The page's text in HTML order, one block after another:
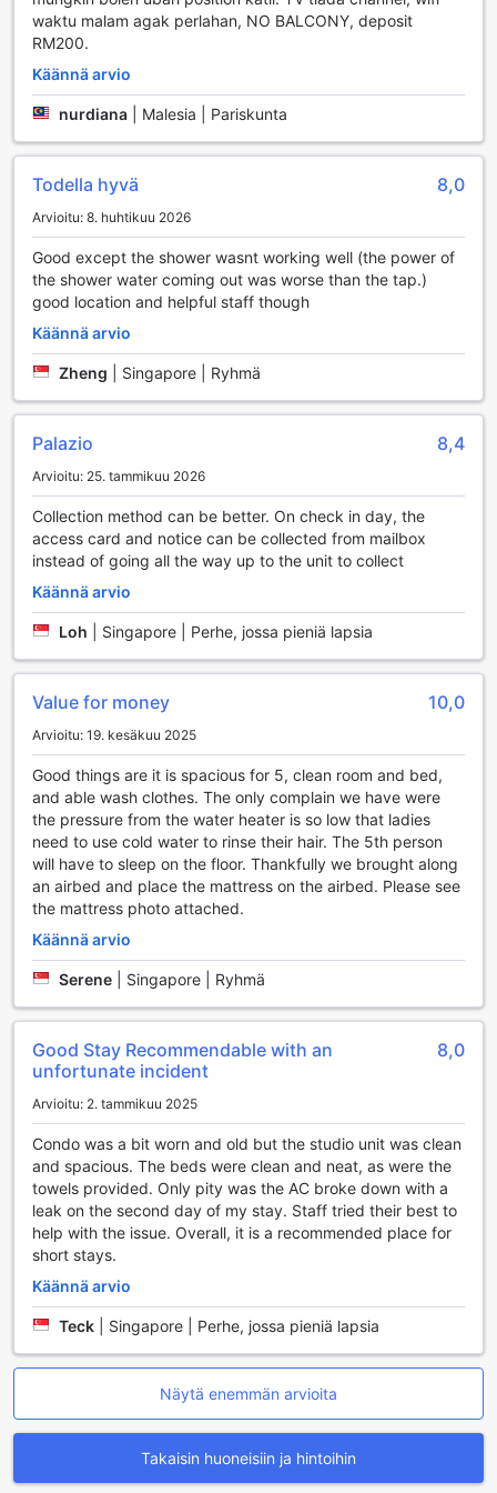
vierailustasi unohtumatonta.
Liikennepalvelut 45 m2 Huoneistossa Tebraussa
Tervetuloa 45 m2 huoneistoon (yksiö) Tebraussa, jossa
mukavuus ja käytännöllisyys yhdistyvät täydellisesti.
Huoneiston liikennepalvelut tarjoavat vieraillesi erinomaisen
mahdollisuuden tutustua alueeseen vaivattomasti. Hotellilla
on käytössään ilmainen pysäköintimahdollisuus, joka tekee
autolla matkustamisesta vaivatonta. Olitpa sitten
liikematkalla tai lomamatkalla, voit nauttia huolettomasta
pysäköinnistä suoraan huoneistosi läheisyydessä.
Ilmainen pysäköinti on erityisen kätevä, jos suunnittelet
vierailuja paikallisiin nähtävyyksiin tai haluat tutustua Johor
Bahruun omassa tahdissasi. Pysäköintialue on turvallinen ja
hyvin hoidettu, joten voit olla rauhallisin mielin, kun jätät
autosi hetkeksi. Tämä tekee 45 m2 huoneistosta
erinomaisen valinnan kaikille, jotka arvostavat helppoa ja
vaivatonta liikkuvuutta.
Tervetuloa 45 m² huoneistoon, joka tarjoaa täydellisen
yhdistelmän mukavuutta ja käytännöllisyyttä. Huoneistossa
on tehokas ilmastointi, joka takaa miellyttävän sisäilman
lämpötilan kaikissa sääolosuhteissa. Rentoudu ja nauti
omasta rauhasta, kun katselet suosikkiohjelmiasi suurelta
televisiolta. Tämä yksiö on suunniteltu erityisesti vierailijoille,
jotka arvostavat tilan toimivuutta ja kodinomaista
tunnelmaa.
mukavuuksilla, mukaan lukien hiustenkuivaaja ja
laadukkaat hygieniatuotteet, jotka tekevät päivittäisestä
kauneudenhoidosta vaivatonta. Huoneistossa on myös
puhtaat liinavaatteet ja pyyhkeet, jotka lisäävät vierailusi
mukavuutta. Olitpa sitten matkalla liiketoimissa tai lomalla,
tämä huoneisto tarjoaa sinulle kaiken tarvittavan
täydelliseen oleskeluun Johor Bahru'ssa.
Tebrau: Elämänrytmi ja kulttuuri Johor Bahru'ssa
Tebrau on eloisa ja monipuolinen alue Johor Bahru'ssa,
kulttuuriset elementit. Alueella on runsaasti
tekevät siitä täydellisen paikan niin paikallisille kuin
matkailijoillekin. Tebraun vilkkaat markkinat tarjoavat
ainutlaatuisen mahdollisuuden tutustua paikalliseen
kuten AEON Tebrau City, houkuttelevat shoppailijoita
laajalla valikoimallaan kansainvälisiä ja paikallisia brändejä.
Luontoa rakastaville Tebrau tarjoaa myös rauhallisia
puistoja ja viheralueita, joissa voi nauttia ulkoilmasta ja
rentoutua kiireisen päivän jälkeen. Alueen läheisyys Johor
Bahru'n keskustaan mahdollistaa helpon pääsyn kaupungin
moniin nähtävyyksiin, kuten Legoland Malaysiaan ja Johor
Bahru'n vanhaan kaupunkiin, jossa voit kokea kaupungin
historian ja kulttuurin. Tebrau on täydellinen tukikohta, josta
käsin voit tutustua Johor Bahru'n monipuoliseen tarjontaan
ja nauttia Malesian ainutlaatuisesta tunnelmasta.
Matkustusohjeet Johor Bahru'n lentokentältä 45 m²
Huoneistolle Tebraussa
lentokenttä on Senai International Airport (JHB), joka
sijaitsee noin 30 minuutin ajomatkan päässä 45 m²
waktu malam agak perlahan, NO BALCONY, deposit
RM200.
Käännä arvio
nurdiana Malesia | Pariskunta
Todella hyvä 8,0
Arvioitu: 8. huhtikuu 2026
Good except the shower wasnt working well (the power of
the shower water coming out was worse than the tap.)
good location and helpful staff though
Käännä arvio
Zheng Singapore | Ryhmä
Palazio 8,4
Arvioitu: 25. tammikuu 2026
Collection method can be better. On check in day, the
access card and notice can be collected from mailbox
instead of going all the way up to the unit to collect
Käännä arvio
Loh Singapore | Perhe, jossa pieniä lapsia
Value for money 10,0
Arvioitu: 19. kesäkuu 2025
Good things are it is spacious for 5, clean room and bed,
and able wash clothes. The only complain we have were
the pressure from the water heater is so low that ladies
need to use cold water to rinse their hair. The 5th person
will have to sleep on the floor. Thankfully we brought along
an airbed and place the mattress on the airbed. Please see
the mattress photo attached.
Käännä arvio
Serene Singapore | Ryhmä
Good Stay Recommendable with an
unfortunate incident
8,0
Arvioitu: 2. tammikuu 2025
Condo was a bit worn and old but the studio unit was clean
and spacious. The beds were clean and neat, as were the
towels provided. Only pity was the AC broke down with a
leak on the second day of my stay. Staff tried their best to
help with the issue. Overall, it is a recommended place for
short stays.
Käännä arvio
Teck Singapore | Perhe, jossa pieniä lapsia
Näytä enemmän arvioita
Takaisin huoneisiin ja hintoihin